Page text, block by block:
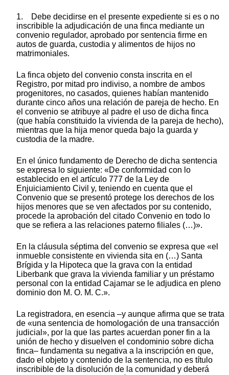
1. Debe decidirse en el presente expediente si es o no
inscribible la adjudicación de una finca mediante un
convenio regulador, aprobado por sentencia firme en
autos de guarda, custodia y alimentos de hijos no
matrimoniales.
La finca objeto del convenio consta inscrita en el
Registro, por mitad pro indiviso, a nombre de ambos
progenitores, no casados, quienes habían mantenido
durante cinco años una relación de pareja de hecho. En
el convenio se atribuye al padre el uso de dicha finca
(que había constituido la vivienda de la pareja de hecho),
mientras que la hija menor queda bajo la guarda y
custodia de la madre.
En el único fundamento de Derecho de dicha sentencia
se expresa lo siguiente: «De conformidad con lo
establecido en el artículo 777 de la Ley de
Enjuiciamiento Civil y, teniendo en cuenta que el
Convenio que se presentó protege los derechos de los
hijos menores que se ven afectados por su contenido,
procede la aprobación del citado Convenio en todo lo
que se refiera a las relaciones paterno filiales (…)».
En la cláusula séptima del convenio se expresa que «el
inmueble consistente en vivienda sita en (…) Santa
Brígida y la Hipoteca que la grava con la entidad
Liberbank que grava la vivienda familiar y un préstamo
personal con la entidad Cajamar se le adjudica en pleno
dominio don M. O. M. C.».
La registradora, en esencia –y aunque afirma que se trata
de «una sentencia de homologación de una transacción
judicial», por la que las partes acuerdan poner fin a la
unión de hecho y disuelven el condominio sobre dicha
finca– fundamenta su negativa a la inscripción en que,
dado el objeto y contenido de la sentencia, no es título
inscribible de la disolución de la comunidad y deberá